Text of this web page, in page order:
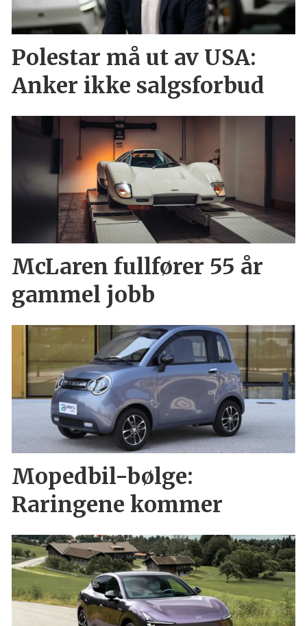
Polestar må ut av USA:
Anker ikke salgsforbud
McLaren fullfører 55 år
gammel jobb
Mopedbil-bølge:
Raringene kommer